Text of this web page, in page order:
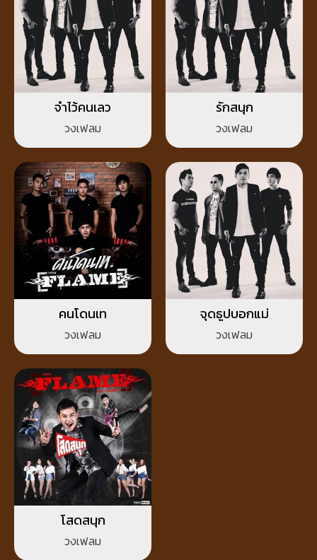
จำไว้คนเลว
วงเฟลม
รักสนุก
วงเฟลม
คนโดนเท
วงเฟลม
จุดธูปบอกแม่
วงเฟลม
โสดสนุก
วงเฟลม